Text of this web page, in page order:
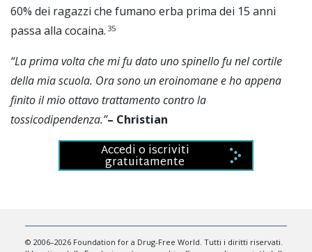
60% dei ragazzi che fumano erba prima dei 15 anni
passa alla cocaina. 35
“La prima volta che mi fu dato uno spinello fu nel cortile
della mia scuola. Ora sono un eroinomane e ho appena
finito il mio ottavo trattamento contro la
tossicodipendenza.”– Christian
Accedi o iscriviti
gratuitamente
© 2006–2026 Foundation for a Drug-Free World. Tutti i diritti riservati.